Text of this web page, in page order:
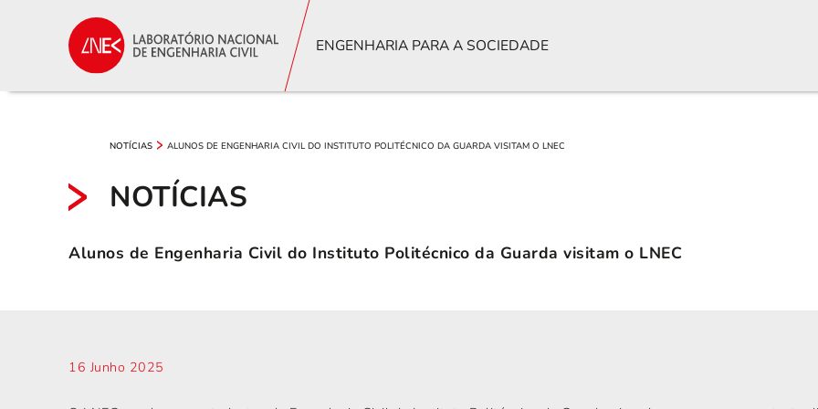
ENGENHARIA PARA A SOCIEDADE
NOTÍCIAS ALUNOS DE ENGENHARIA CIVIL DO INSTITUTO POLITÉCNICO DA GUARDA VISITAM O LNEC
NOTÍCIAS
Alunos de Engenharia Civil do Instituto Politécnico da Guarda visitam o LNEC
16 Junho 2025